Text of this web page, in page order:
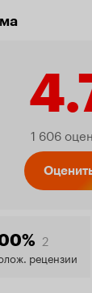
4.7
1 606
2
рецензии